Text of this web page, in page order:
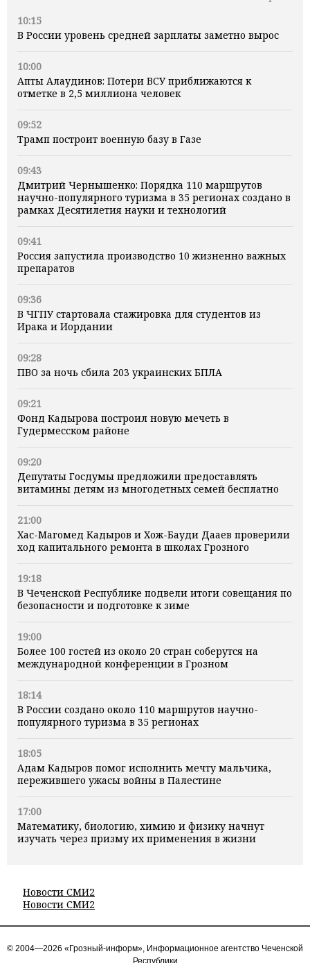
10:15
В России уровень средней зарплаты заметно вырос
10:00
Апты Алаудинов: Потери ВСУ приближаются к
отметке в 2,5 миллиона человек
09:52
Трамп построит военную базу в Газе
09:43
Дмитрий Чернышенко: Порядка 110 маршрутов
научно-популярного туризма в 35 регионах создано в
рамках Десятилетия науки и технологий
09:41
Россия запустила производство 10 жизненно важных
препаратов
09:36
В ЧГПУ стартовала стажировка для студентов из
Ирака и Иордании
09:28
ПВО за ночь сбила 203 украинских БПЛА
09:21
Фонд Кадырова построил новую мечеть в
Гудермесском районе
09:20
Депутаты Госдумы предложили предоставлять
витамины детям из многодетных семей бесплатно
21:00
Хас-Магомед Кадыров и Хож-Бауди Дааев проверили
ход капитального ремонта в школах Грозного
19:18
В Чеченской Республике подвели итоги совещания по
безопасности и подготовке к зиме
19:00
Более 100 гостей из около 20 стран соберутся на
международной конференции в Грозном
18:14
В России создано около 110 маршрутов научно-
популярного туризма в 35 регионах
18:05
Адам Кадыров помог исполнить мечту мальчика,
пережившего ужасы войны в Палестине
17:00
Математику, биологию, химию и физику начнут
изучать через призму их применения в жизни
Новости СМИ2
Новости СМИ2
© 2004—2026 «Грозный-информ», Информационное агентство Чеченской